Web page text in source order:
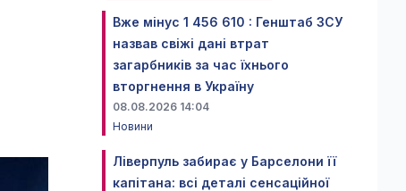
Вже мінус 1 456 610 : Генштаб ЗСУ
назвав свіжі дані втрат
загарбників за час їхнього
вторгнення в Україну
08.08.2026 14:04
Новини
Ліверпуль забирає у Барселони її
капітана: всі деталі сенсаційної